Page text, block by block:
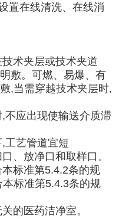
置在线清洗、在线消
术夹层或技术夹道
敷。可燃、易爆、有
,当需穿越技术夹层时,
不应出现使输送介质滞
工艺管道宜短
、放净口和取样口。
标准第5.4.2条的规
标准第5.4.3条的规
的医药洁净室。